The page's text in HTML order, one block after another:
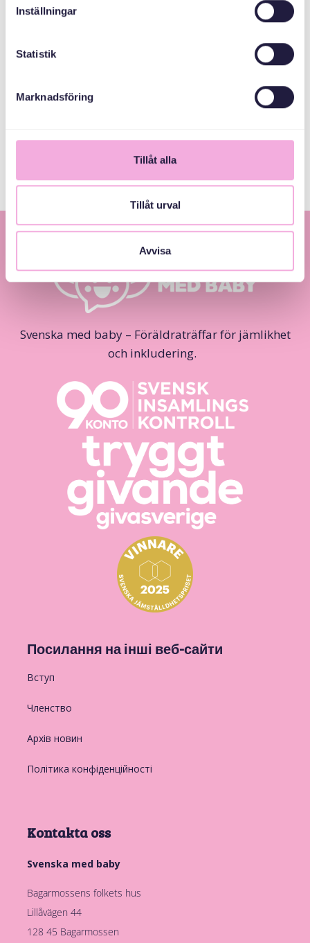
Inställningar
Statistik
Marknadsföring
Tillåt alla
Tillåt urval
Avvisa
Svenska med baby – Föräldraträffar för jämlikhet
och inkludering.
Посилання на інші веб-сайти
Вступ
Членство
Архів новин
Політика конфіденційності
Kontakta oss
Svenska med baby
Bagarmossens folkets hus
Lillåvägen 44
128 45 Bagarmossen